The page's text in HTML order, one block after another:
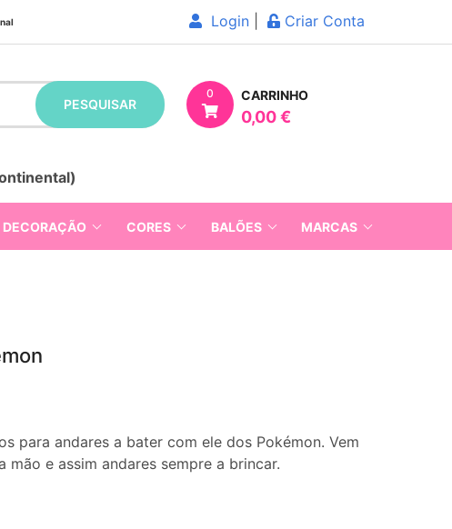
Login Criar Conta
PESQUISAR
0 CARRINHO
0,00 €
DECORAÇÃO CORES BALÕES MARCAS
para andares a bater com ele dos Pokémon. Vem
e assim andares sempre a brincar.